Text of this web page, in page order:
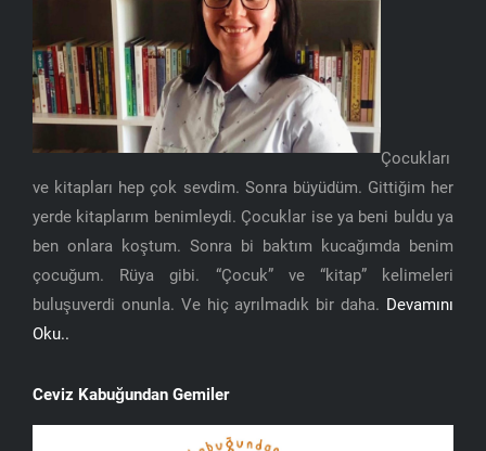
Çocukları
ve kitapları hep çok sevdim. Sonra büyüdüm. Gittiğim her
yerde kitaplarım benimleydi. Çocuklar ise ya beni buldu ya
ben onlara koştum. Sonra bi baktım kucağımda benim
çocuğum. Rüya gibi. “Çocuk” ve “kitap” kelimeleri
buluşuverdi onunla. Ve hiç ayrılmadık bir daha. Devamını
Oku..
Ceviz Kabuğundan Gemiler